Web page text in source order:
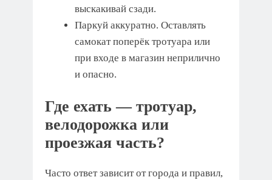
выскакивай сзади.
Паркуй аккуратно. Оставлять
самокат поперёк тротуара или
при входе в магазин неприлично
и опасно.
Где ехать — тротуар,
велодорожка или
проезжая часть?
Часто ответ зависит от города и правил,